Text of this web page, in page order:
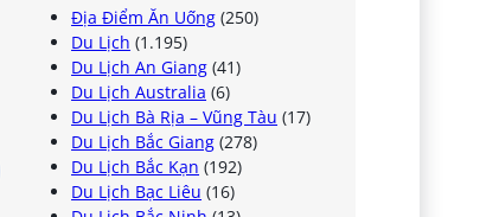
Địa Điểm Ăn Uống (250)
Du Lịch (1.195)
Du Lịch An Giang (41)
Du Lịch Australia (6)
Du Lịch Bà Rịa – Vũng Tàu (17)
Du Lịch Bắc Giang (278)
Du Lịch Bắc Kạn (192)
Du Lịch Bạc Liêu (16)